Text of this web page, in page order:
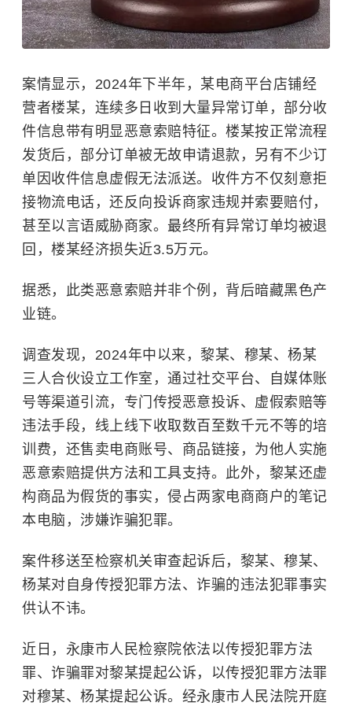
案情显示，2024年下半年，某电商平台店铺经
营者楼某，连续多日收到大量异常订单，部分收
件信息带有明显恶意索赔特征。楼某按正常流程
发货后，部分订单被无故申请退款，另有不少订
单因收件信息虚假无法派送。收件方不仅刻意拒
接物流电话，还反向投诉商家违规并索要赔付，
甚至以言语威胁商家。最终所有异常订单均被退
回，楼某经济损失近3.5万元。
据悉，此类恶意索赔并非个例，背后暗藏黑色产
业链。
调查发现，2024年中以来，黎某、穆某、杨某
三人合伙设立工作室，通过社交平台、自媒体账
号等渠道引流，专门传授恶意投诉、虚假索赔等
违法手段，线上线下收取数百至数千元不等的培
训费，还售卖电商账号、商品链接，为他人实施
恶意索赔提供方法和工具支持。此外，黎某还虚
构商品为假货的事实，侵占两家电商商户的笔记
本电脑，涉嫌诈骗犯罪。
案件移送至检察机关审查起诉后，黎某、穆某、
杨某对自身传授犯罪方法、诈骗的违法犯罪事实
供认不讳。
近日，永康市人民检察院依法以传授犯罪方法
罪、诈骗罪对黎某提起公诉，以传授犯罪方法罪
对穆某、杨某提起公诉。经永康市人民法院开庭